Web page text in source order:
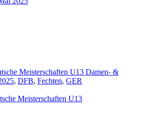
Meisterschaften U13 Damen- &
, DFB, Fechten, GER
Meisterschaften U13